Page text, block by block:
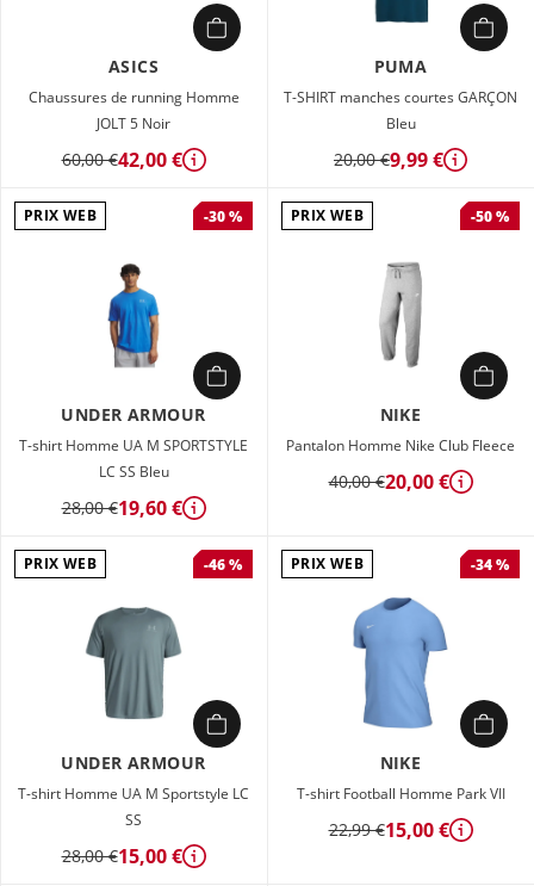
ASICS
Chaussures de running Homme
JOLT 5 Noir
60,00 €42,00 € Détails
PUMA
T-SHIRT manches courtes GARÇON
Bleu
20,00 €9,99 € Détails
PRIX WEB -30 %
UNDER ARMOUR
T-shirt Homme UA M SPORTSTYLE
LC SS Bleu
28,00 €19,60 € Détails
PRIX WEB -50 %
NIKE
Pantalon Homme Nike Club Fleece
40,00 €20,00 € Détails
PRIX WEB -46 %
UNDER ARMOUR
T-shirt Homme UA M Sportstyle LC
SS
28,00 €15,00 € Détails
PRIX WEB -34 %
NIKE
T-shirt Football Homme Park VII
22,99 €15,00 € Détails